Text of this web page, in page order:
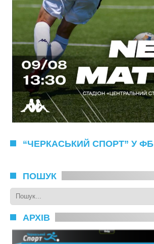
“ЧЕРКАСЬКИЙ СПОРТ” У ФБ
ПОШУК
АРХІВ